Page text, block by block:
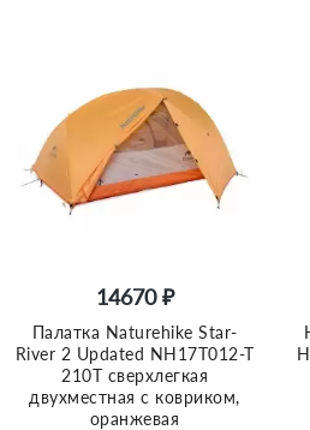
14670 ₽
Палатка Naturehike Star-
River 2 Updated NH17T012-T
210T сверхлегкая
двухместная с ковриком,
оранжевая